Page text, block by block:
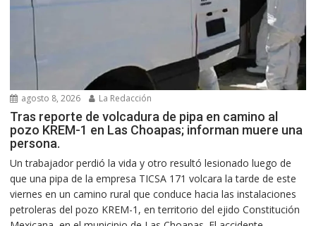
agosto 8, 2026 La Redacción
Tras reporte de volcadura de pipa en camino al
pozo KREM-1 en Las Choapas; informan muere una
persona.
Un trabajador perdió la vida y otro resultó lesionado luego de
que una pipa de la empresa TICSA 171 volcara la tarde de este
viernes en un camino rural que conduce hacia las instalaciones
petroleras del pozo KREM-1, en territorio del ejido Constitución